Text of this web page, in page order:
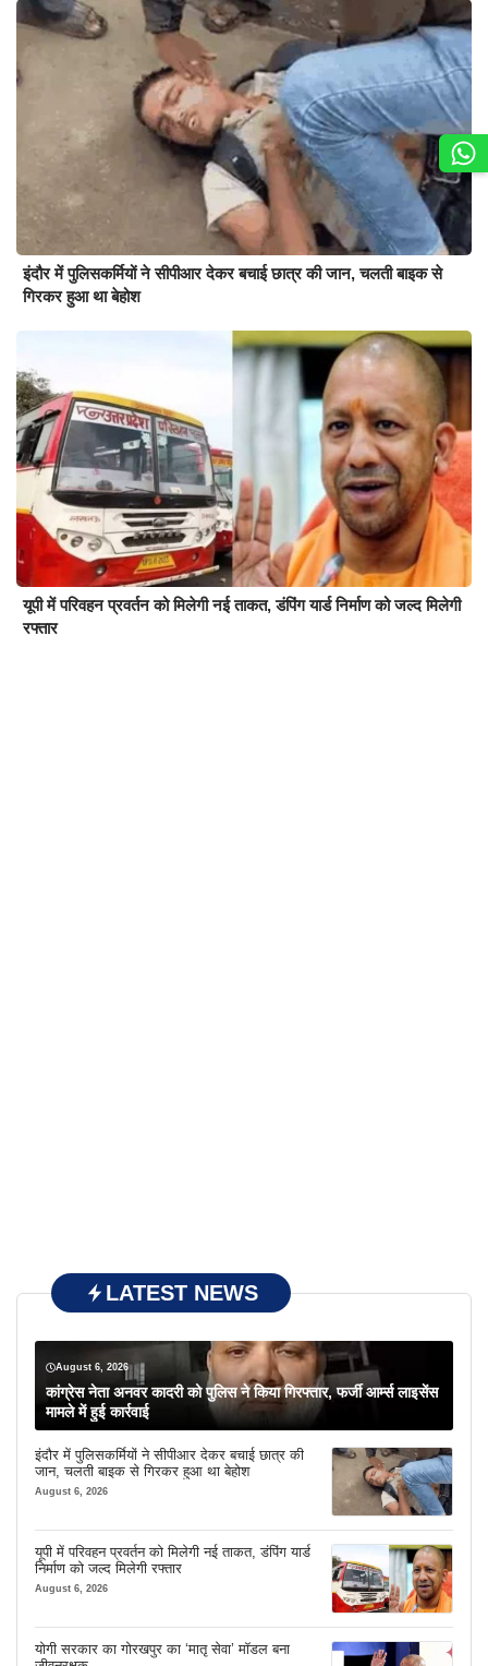
इंदौर में पुलिसकर्मियों ने सीपीआर देकर बचाई छात्र की जान, चलती बाइक से
गिरकर हुआ था बेहोश
यूपी में परिवहन प्रवर्तन को मिलेगी नई ताकत, डंपिंग यार्ड निर्माण को जल्द मिलेगी
रफ्तार
LATEST NEWS
August 6, 2026
कांग्रेस नेता अनवर कादरी को पुलिस ने किया गिरफ्तार, फर्जी आर्म्स लाइसेंस
मामले में हुई कार्रवाई
इंदौर में पुलिसकर्मियों ने सीपीआर देकर बचाई छात्र की
जान, चलती बाइक से गिरकर हुआ था बेहोश
August 6, 2026
यूपी में परिवहन प्रवर्तन को मिलेगी नई ताकत, डंपिंग यार्ड
निर्माण को जल्द मिलेगी रफ्तार
August 6, 2026
योगी सरकार का गोरखपुर का ‘मातृ सेवा’ मॉडल बना